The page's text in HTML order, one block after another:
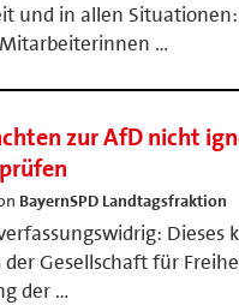
und in allen
…
zur AfD nicht
BayernSPD Landtagsfraktion
Dieses
Gesellschaft für
der …